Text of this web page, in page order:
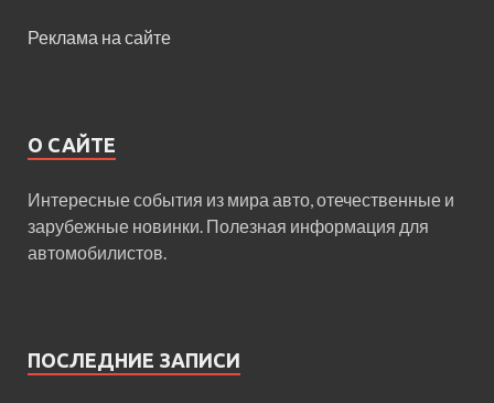
Реклама на сайте
О САЙТЕ
Интересные события из мира авто, отечественные и
зарубежные новинки. Полезная информация для
автомобилистов.
ПОСЛЕДНИЕ ЗАПИСИ